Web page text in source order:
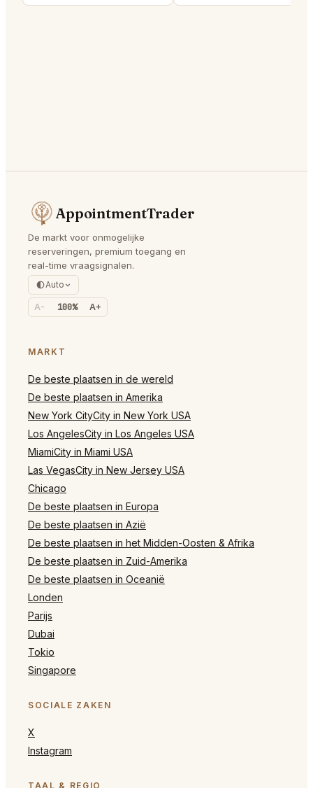
AppointmentTrader
De markt voor onmogelijke
reserveringen, premium toegang en
real-time vraagsignalen.
Auto
A- 100% A+
MARKT
De beste plaatsen in de wereld
De beste plaatsen in Amerika
New York CityCity in New York USA
Los AngelesCity in Los Angeles USA
MiamiCity in Miami USA
Las VegasCity in New Jersey USA
Chicago
De beste plaatsen in Europa
De beste plaatsen in Azië
De beste plaatsen in het Midden-Oosten & Afrika
De beste plaatsen in Zuid-Amerika
De beste plaatsen in Oceanië
Londen
Parijs
Dubai
Tokio
Singapore
SOCIALE ZAKEN
X
Instagram
TAAL & REGIO